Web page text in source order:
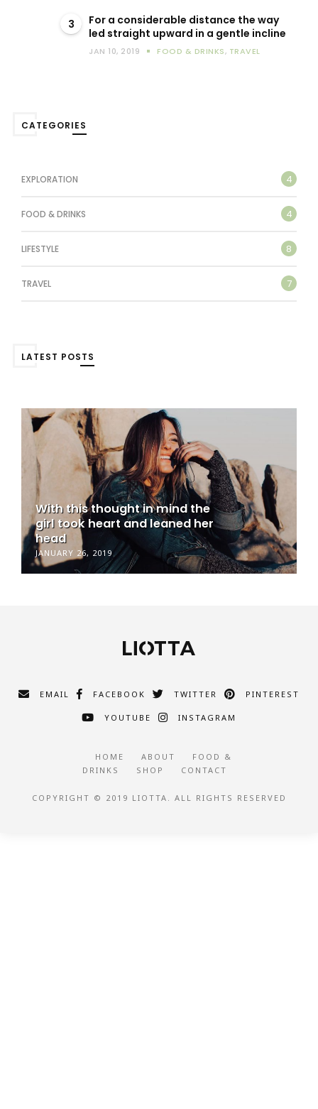
3
For a considerable distance the way
led straight upward in a gentle incline
JAN 10, 2019 FOOD & DRINKS, TRAVEL
CATEGORIES
EXPLORATION 4
FOOD & DRINKS 4
LIFESTYLE 8
TRAVEL 7
LATEST POSTS
With this thought in mind the
girl took heart and leaned her
head
JANUARY 26, 2019
EMAIL FACEBOOK TWITTER PINTEREST
YOUTUBE INSTAGRAM
HOME ABOUT
FOOD &
DRINKS
SHOP CONTACT
COPYRIGHT © 2019 LIOTTA. ALL RIGHTS RESERVED